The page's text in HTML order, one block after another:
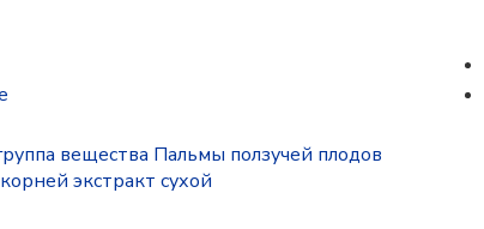
вещества Пальмы ползучей плодов
экстракт сухой